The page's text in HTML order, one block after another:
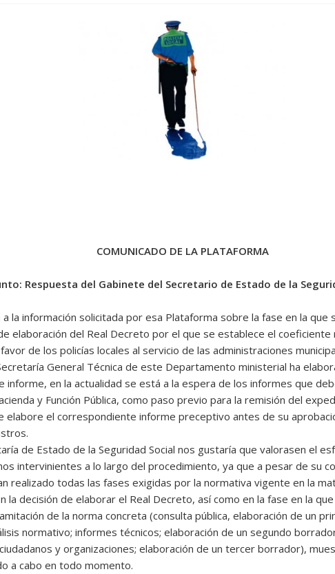
COMUNICADO DE LA PLATAFORMA
Respuesta del Gabinete del Secretario de Estado de la
a la información solicitada por esa Plataforma sobre la fase en la que
elaboración del Real Decreto por el que se establece el
de los policías locales al servicio de las administraciones
General Técnica de este Departamento ministerial ha
informe, en la actualidad se está a la espera de los informes que
y Función Pública, como paso previo para la remisión del
elabore el correspondiente informe preceptivo antes de su
de Estado de la Seguridad Social nos gustaría que valorasen el
intervinientes a lo largo del procedimiento, ya que a pesar de su
realizado todas las fases exigidas por la normativa vigente en la
la decisión de elaborar el Real Decreto, así como en la fase en la
de la norma concreta (consulta pública, elaboración de un
normativo; informes técnicos; elaboración de un segundo
y organizaciones; elaboración de un tercer borrador),
a cabo en todo momento.